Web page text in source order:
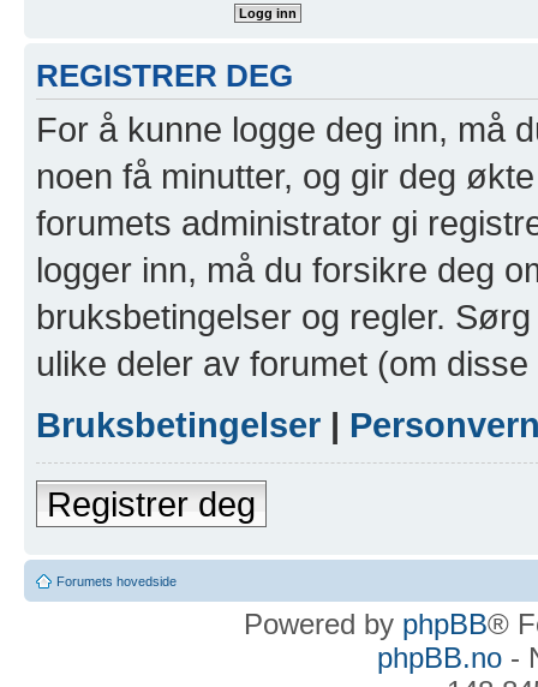
REGISTRER DEG
For å kunne logge deg inn, må
noen få minutter, og gir deg
forumets administrator gi
logger inn, må du forsikre deg
bruksbetingelser og regler.
ulike deler av forumet (om
Bruksbetingelser |
Registrer deg
Forumets hovedside
Powered by phpBB®
phpBB.no-